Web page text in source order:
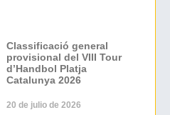
Classificació general
provisional del VIII Tour
d’Handbol Platja
Catalunya 2026
20 de julio de 2026